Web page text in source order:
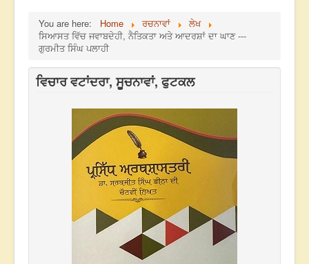
You are here: Home ਰਚਨਾਵਾਂ
ਲੇਖ
ਸਿਆਸਤ ਵਿੱਚ ਜਵਾਬਦੇਹੀ, ਨੈਤਿਕਤਾ ਅਤੇ ਆਦਰਸ਼ਾਂ ਦਾ ਘਾਣ ---
ਗੁਰਮੀਤ ਸਿੰਘ ਪਲਾਹੀ
ਵਿਚਾਰ ਵਟਾਂਦਰਾ, ਸੂਚਨਾਵਾਂ, ਫੁਟਕਲ